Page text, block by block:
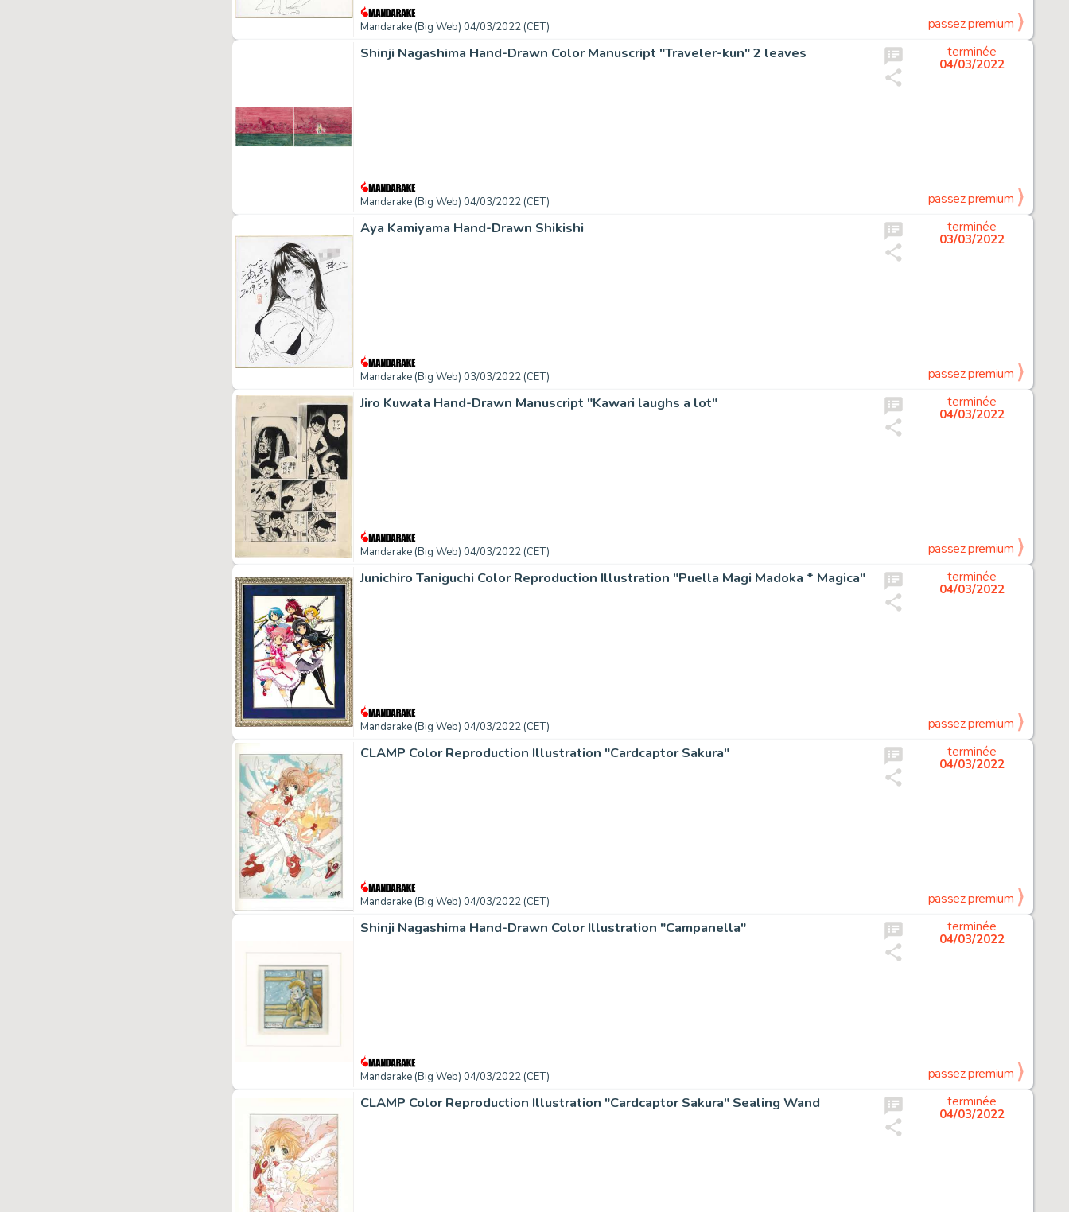
Mandarake (Big Web) 04/03/2022 (CET) passez premium
Shinji Nagashima Hand-Drawn Color Manuscript "Traveler-kun" 2 leaves
Mandarake (Big Web) 04/03/2022 (CET)
terminée
04/03/2022
passez premium
Aya Kamiyama Hand-Drawn Shikishi
Mandarake (Big Web) 03/03/2022 (CET)
terminée
03/03/2022
passez premium
Jiro Kuwata Hand-Drawn Manuscript "Kawari laughs a lot"
Mandarake (Big Web) 04/03/2022 (CET)
terminée
04/03/2022
passez premium
Junichiro Taniguchi Color Reproduction Illustration "Puella Magi Madoka * Magica"
Mandarake (Big Web) 04/03/2022 (CET)
terminée
04/03/2022
passez premium
CLAMP Color Reproduction Illustration "Cardcaptor Sakura"
Mandarake (Big Web) 04/03/2022 (CET)
terminée
04/03/2022
passez premium
Shinji Nagashima Hand-Drawn Color Illustration "Campanella"
Mandarake (Big Web) 04/03/2022 (CET)
terminée
04/03/2022
passez premium
CLAMP Color Reproduction Illustration "Cardcaptor Sakura" Sealing Wand
terminée
04/03/2022